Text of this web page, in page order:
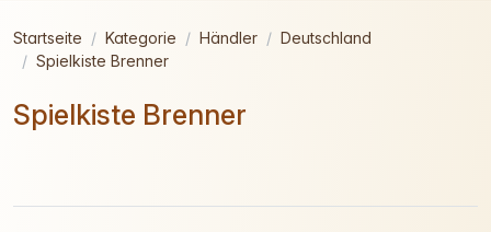
Startseite Kategorie Händler
Deutschland
Spielkiste Brenner
Spielkiste Brenner